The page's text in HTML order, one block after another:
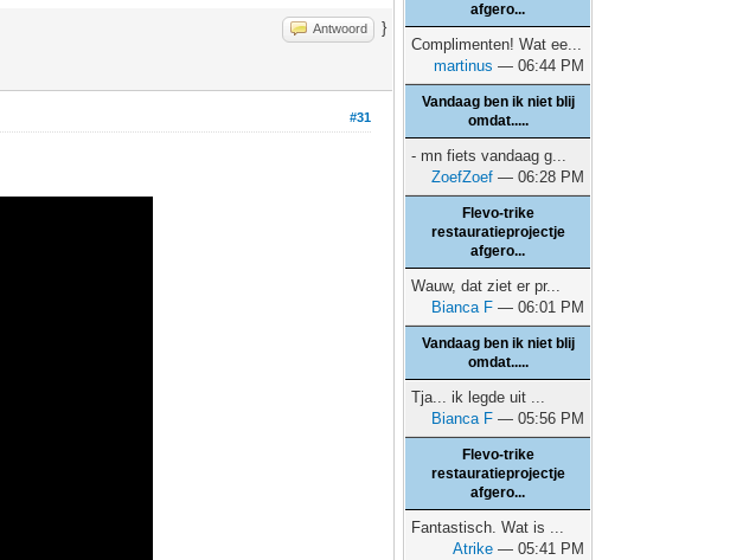
Antwoord }
#31
afgero...
Complimenten! Wat ee...
martinus — 06:44 PM
Vandaag ben ik niet blij
omdat.....
- mn fiets vandaag g...
ZoefZoef — 06:28 PM
Flevo-trike
restauratieprojectje
afgero...
Wauw, dat ziet er pr...
Bianca F — 06:01 PM
Vandaag ben ik niet blij
omdat.....
Tja... ik legde uit ...
Bianca F — 05:56 PM
Flevo-trike
restauratieprojectje
afgero...
Fantastisch. Wat is ...
Atrike — 05:41 PM